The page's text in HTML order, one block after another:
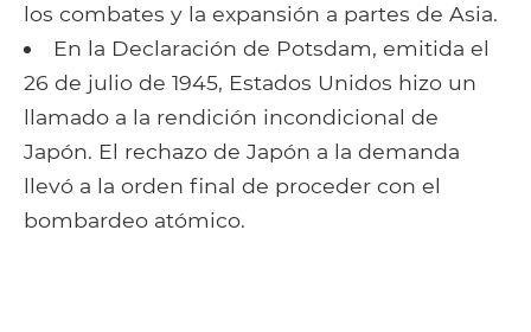
los combates y la expansión a partes de Asia.
En la Declaración de Potsdam, emitida el
26 de julio de 1945, Estados Unidos hizo un
llamado a la rendición incondicional de
Japón. El rechazo de Japón a la demanda
llevó a la orden final de proceder con el
bombardeo atómico.